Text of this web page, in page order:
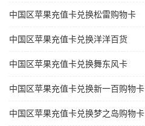
中国区苹果充值卡兑换松雷购物卡
中国区苹果充值卡兑换洋洋百货
中国区苹果充值卡兑换舞东风卡
中国区苹果充值卡兑换新一百购物卡
中国区苹果充值卡兑换梦之岛购物卡